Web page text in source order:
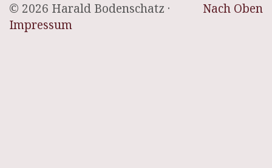
Nach Oben
© 2026 Harald Bodenschatz ·
Impressum